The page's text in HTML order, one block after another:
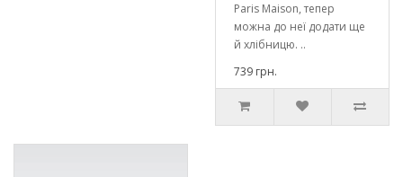
Paris Maison, тепер
можна до неї додати ще
й хлібницю. ..
739 грн.